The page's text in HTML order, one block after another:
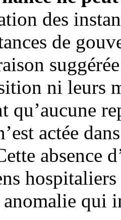
des
de
ni leurs
qu’aucune
actée
absence
anomalie qui